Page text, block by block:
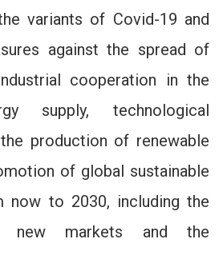
variants of Covid-19 and
against the spread of
cooperation in the
supply, technological
production of renewable
of global sustainable
now to 2030, including the
new markets and the